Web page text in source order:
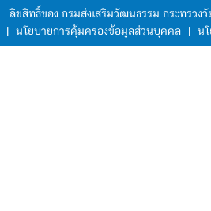
ลิขสิทธิ์ของ กรมส่งเสริมวัฒนธรรม กระทรว
| นโยบายการคุ้มครองข้อมูลส่วนบุคคล | น